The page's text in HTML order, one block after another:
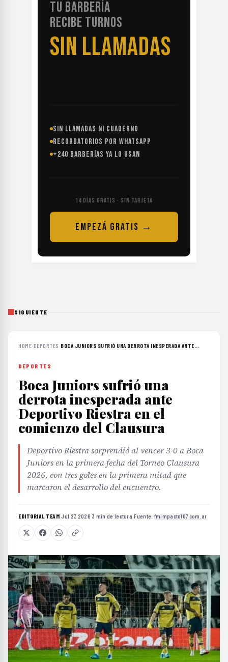
TU BARBERÍA
RECIBE TURNOS
SIN LLAMADAS
SIN LLAMADAS NI CUADERNO
RECORDATORIOS POR WHATSAPP
+240 BARBERÍAS YA LO USAN
14 DÍAS GRATIS · SIN TARJETA
EMPEZÁ GRATIS →
SIGUIENTE
HOME›DEPORTES ›BOCA JUNIORS SUFRIÓ UNA DERROTA INESPERADA ANTE...
DEPORTES
Boca Juniors sufrió una
derrota inesperada ante
Deportivo Riestra en el
comienzo del Clausura
Deportivo Riestra sorprendió al vencer 3-0 a Boca
Juniors en la primera fecha del Torneo Clausura
2026, con tres goles en la primera mitad que
marcaron el desarrollo del encuentro.
EDITORIAL TEAM·Jul 27, 2026·3 min de lectura·Fuente: fmimpacto107.com.ar